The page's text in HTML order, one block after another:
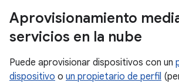
Aprovisionamiento
servicios en la nube
Puede aprovisionar dispositivos con un
dispositivo o un propietario de perfil